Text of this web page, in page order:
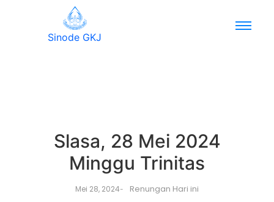
Sinode GKJ
Slasa, 28 Mei 2024
Minggu Trinitas
Mei 28, 2024- Renungan Hari ini